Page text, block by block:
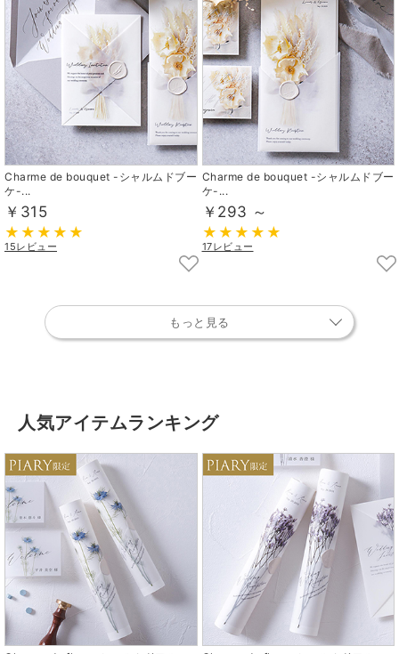
Charme de bouquet -シャルムドブー
ケ-...
￥315
15レビュー
Charme de bouquet -シャルムドブー
ケ-...
￥293 ～
17レビュー
もっと見る
人気アイテムランキング